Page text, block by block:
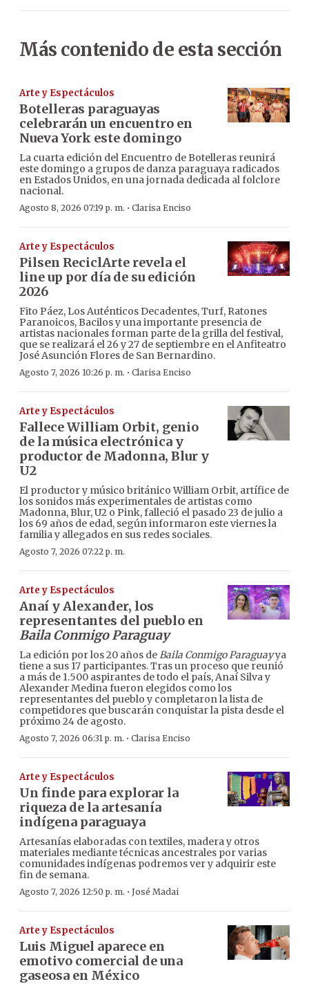
Más contenido de esta sección
Arte y Espectáculos
Botelleras paraguayas
celebrarán un encuentro en
Nueva York este domingo
La cuarta edición del Encuentro de Botelleras reunirá
este domingo a grupos de danza paraguaya radicados
en Estados Unidos, en una jornada dedicada al folclore
nacional.
Agosto 8, 2026 07:19 p. m. · Clarisa Enciso
Arte y Espectáculos
Pilsen ReciclArte revela el
line up por día de su edición
2026
Fito Páez, Los Auténticos Decadentes, Turf, Ratones
Paranoicos, Bacilos y una importante presencia de
artistas nacionales forman parte de la grilla del festival,
que se realizará el 26 y 27 de septiembre en el Anfiteatro
José Asunción Flores de San Bernardino.
Agosto 7, 2026 10:26 p. m. · Clarisa Enciso
Arte y Espectáculos
Fallece William Orbit, genio
de la música electrónica y
productor de Madonna, Blur y
U2
El productor y músico británico William Orbit, artífice de
los sonidos más experimentales de artistas como
Madonna, Blur, U2 o Pink, falleció el pasado 23 de julio a
los 69 años de edad, según informaron este viernes la
familia y allegados en sus redes sociales.
Agosto 7, 2026 07:22 p. m.
Arte y Espectáculos
Anaí y Alexander, los
representantes del pueblo en
Baila Conmigo Paraguay
La edición por los 20 años deBaila Conmigo Paraguayya
tiene a sus 17 participantes. Tras un proceso que reunió
a más de 1.500 aspirantes de todo el país, Anaí Silva y
Alexander Medina fueron elegidos como los
representantes del pueblo y completaron la lista de
competidores que buscarán conquistar la pista desde el
próximo 24 de agosto.
Agosto 7, 2026 06:31 p. m. · Clarisa Enciso
Arte y Espectáculos
Un finde para explorar la
riqueza de la artesanía
indígena paraguaya
Artesanías elaboradas con textiles, madera y otros
materiales mediante técnicas ancestrales por varias
comunidades indígenas podremos ver y adquirir este
fin de semana.
Agosto 7, 2026 12:50 p. m. · José Madai
Arte y Espectáculos
Luis Miguel aparece en
emotivo comercial de una
gaseosa en México